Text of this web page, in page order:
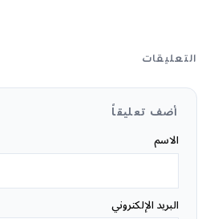
التعليقات
أضف تعليقاً
الاسم
البريد الإلكتروني